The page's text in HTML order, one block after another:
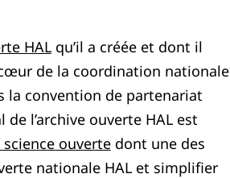
HALqu’il a créée et dont il
de la coordination nationale
la convention de partenariat
de l’archive ouverte HAL est
ouvertedont une des
nationale HAL et simplifier